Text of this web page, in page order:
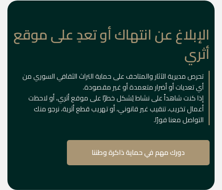
الإبلاغ عن انتهاك أو تعدٍ على موقع
أثري
تحرص مديرية الآثار والمتاحف على حماية التراث الثقافي السوري من
أي تعديات أو أضرار متعمدة أو غير مقصودة.
إذا كنت شاهداً على نشاط يُشكل خطرًا على موقع أثري، أو لاحظت
أعمال تخريب، تنقيب غير قانوني، أو تهريب قطع أثرية، نرجو منك
التواصل معنا فورًا.
دورك مهم في حماية ذاكرة وطننا